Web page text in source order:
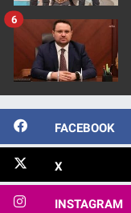
6
FACEBOOK
X
INSTAGRAM